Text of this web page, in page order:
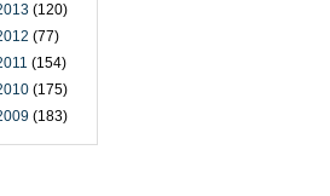
(120)
(77)
(154)
(175)
(183)